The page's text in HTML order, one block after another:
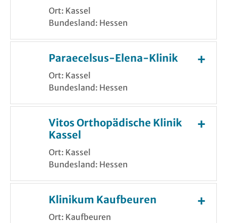
Ort: Kassel
Bundesland: Hessen
Paraecelsus-Elena-Klinik
Ort: Kassel
Bundesland: Hessen
Vitos Orthopädische Klinik
Kassel
Ort: Kassel
Bundesland: Hessen
Klinikum Kaufbeuren
Ort: Kaufbeuren